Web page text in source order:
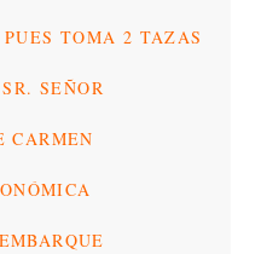
TOMA 2 TAZAS
SEÑOR
CARMEN